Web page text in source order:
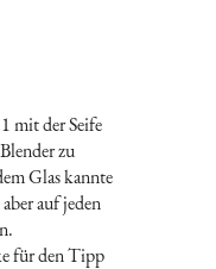
mit der Seife
zu
Glas kannte
auf jeden
für den Tipp